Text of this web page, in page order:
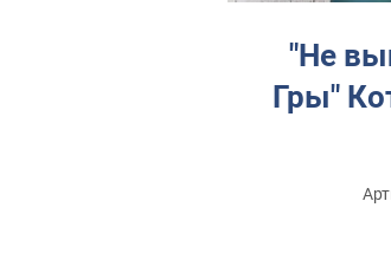
"Не
Гры"